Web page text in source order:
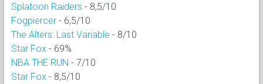
Splatoon Raiders - 8,5/10
Fogpiercer - 6,5/10
The Alters: Last Variable - 8/10
Star Fox - 69%
NBA THE RUN - 7/10
Star Fox - 8,5/10